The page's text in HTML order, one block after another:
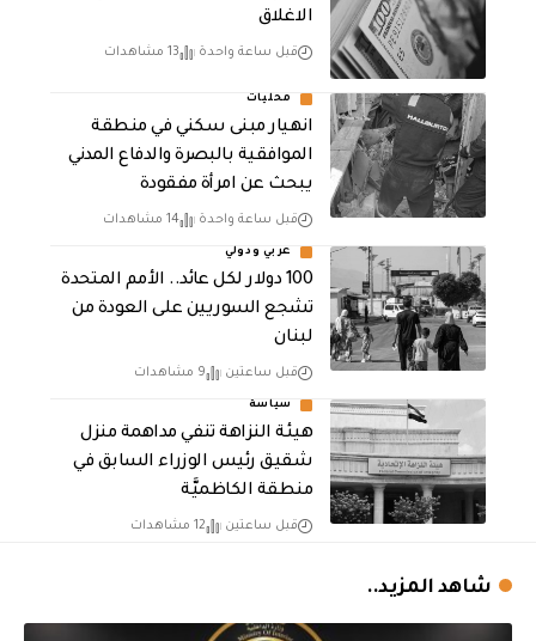
الاغلاق
قبل ساعة واحدة 13 مشاهدات
محليات
انهيار مبنى سكني في منطقة
الموافقية بالبصرة والدفاع المدني
يبحث عن امرأة مفقودة
قبل ساعة واحدة 14 مشاهدات
عربي ودولي
100 دولار لكل عائد.. الأمم المتحدة
تشجع السوريين على العودة من
لبنان
قبل ساعتين 9 مشاهدات
سياسة
هيئة النزاهة تنفي مداهمة منزل
شقيق رئيس الوزراء السابق في
منطقة الكاظميَّة
قبل ساعتين 12 مشاهدات
شاهد المزيد..